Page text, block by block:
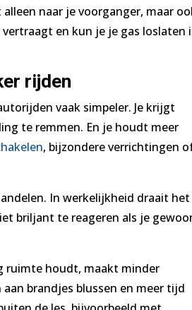
naar je voorganger, maar
en kun je je gas loslaten
rijden
vaak simpeler. Je krijgt
te remmen. En je houdt meer
, bijzondere verrichtingen
In werkelijkheid draait het
briljant te reageren als je
ruimte houdt, maakt minder
brandjes blussen en meer tijd